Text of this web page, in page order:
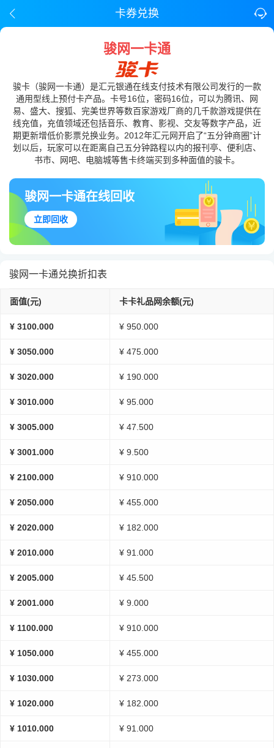
卡券兑换
骏网一卡通
骏卡（骏网一卡通）是汇元银通在线支付技术有限公司发行的一款
通用型线上预付卡产品。卡号16位，密码16位，可以为腾讯、网
易、盛大、搜狐、完美世界等数百家游戏厂商的几千款游戏提供在
线充值，充值领域还包括音乐、教育、影视、交友等数字产品，近
期更新增低价影票兑换业务。2012年汇元网开启了“五分钟商圈”计
划以后，玩家可以在距离自己五分钟路程以内的报刊亭、便利店、
书市、网吧、电脑城等售卡终端买到多种面值的骏卡。
骏网一卡通在线回收
立即回收
骏网一卡通兑换折扣表
面值(元) 卡卡礼品网余额(元)
¥ 3100.000 ¥ 950.000
¥ 3050.000 ¥ 475.000
¥ 3020.000 ¥ 190.000
¥ 3010.000 ¥ 95.000
¥ 3005.000 ¥ 47.500
¥ 3001.000 ¥ 9.500
¥ 2100.000 ¥ 910.000
¥ 2050.000 ¥ 455.000
¥ 2020.000 ¥ 182.000
¥ 2010.000 ¥ 91.000
¥ 2005.000 ¥ 45.500
¥ 2001.000 ¥ 9.000
¥ 1100.000 ¥ 910.000
¥ 1050.000 ¥ 455.000
¥ 1030.000 ¥ 273.000
¥ 1020.000 ¥ 182.000
¥ 1010.000 ¥ 91.000